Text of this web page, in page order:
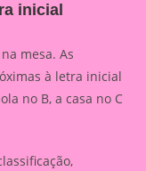
inicial
mesa. As
à letra inicial
no B, a casa no C